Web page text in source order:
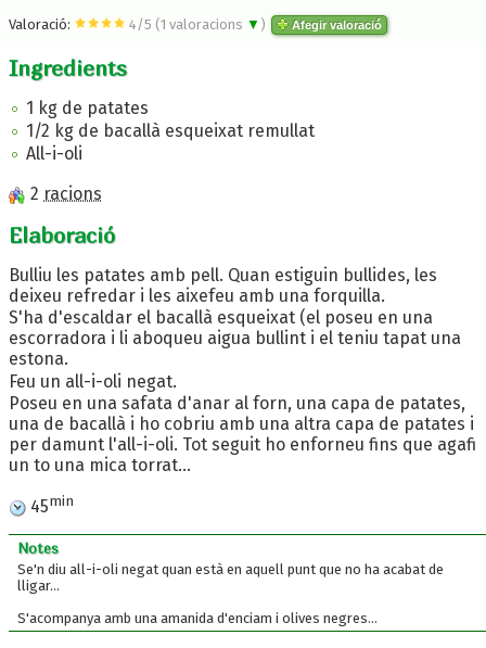
Valoració: 4 /5 (1 valoracions ▼ ) Afegir valoració
Ingredients
1 kg de patates
1/2 kg de bacallà esqueixat remullat
All-i-oli
2 racions
Elaboració
Bulliu les patates amb pell. Quan estiguin bullides, les
deixeu refredar i les aixefeu amb una forquilla.
S'ha d'escaldar el bacallà esqueixat (el poseu en una
escorradora i li aboqueu aigua bullint i el teniu tapat una
estona.
Feu un all-i-oli negat.
Poseu en una safata d'anar al forn, una capa de patates,
una de bacallà i ho cobriu amb una altra capa de patates i
per damunt l'all-i-oli. Tot seguit ho enforneu fins que agafi
un to una mica torrat...
45min
Notes
Se'n diu all-i-oli negat quan està en aquell punt que no ha acabat de
lligar...
S'acompanya amb una amanida d'enciam i olives negres...